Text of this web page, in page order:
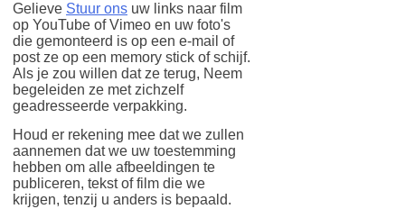
Gelieve Stuur ons uw links naar film
op YouTube of Vimeo en uw foto's
die gemonteerd is op een e-mail of
post ze op een memory stick of schijf.
Als je zou willen dat ze terug, Neem
begeleiden ze met zichzelf
geadresseerde verpakking.
Houd er rekening mee dat we zullen
aannemen dat we uw toestemming
hebben om alle afbeeldingen te
publiceren, tekst of film die we
krijgen, tenzij u anders is bepaald.